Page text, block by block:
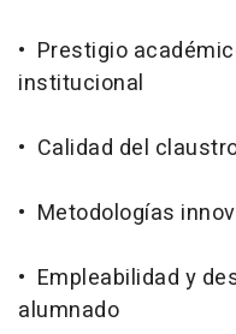
• Prestigio
institucional
• Calidad del
• Metodologías
• Empleabilidad y
alumnado